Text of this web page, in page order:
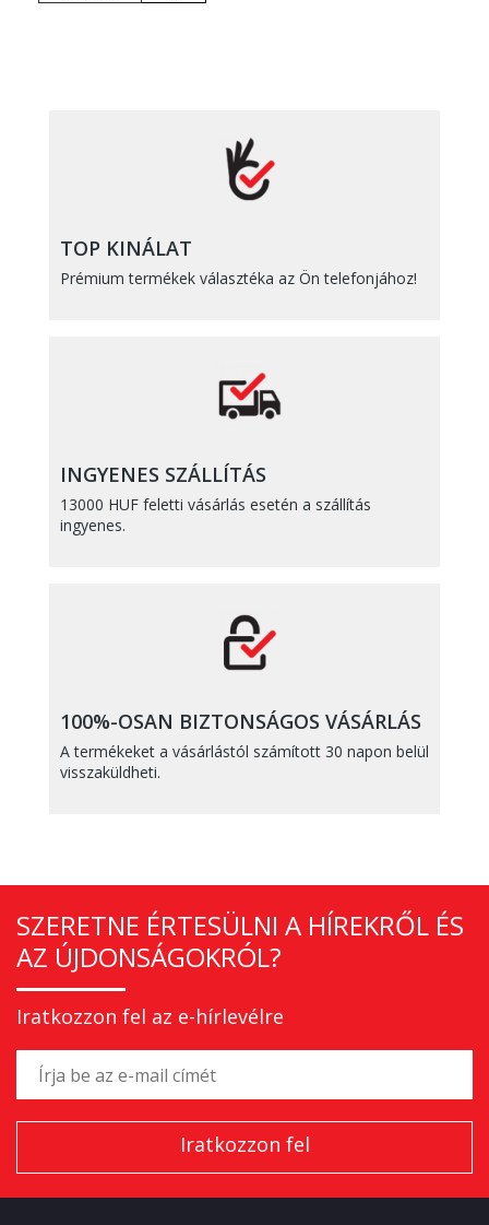
TOP KINÁLAT
Prémium termékek választéka az Ön telefonjához!
INGYENES SZÁLLÍTÁS
13000 HUF feletti vásárlás esetén a szállítás
ingyenes.
100%-OSAN BIZTONSÁGOS VÁSÁRLÁS
A termékeket a vásárlástól számított 30 napon belül
visszaküldheti.
SZERETNE ÉRTESÜLNI A HÍREKRŐL ÉS
AZ ÚJDONSÁGOKRÓL?
Iratkozzon fel az e-hírlevélre